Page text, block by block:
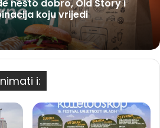
nešto dobro, Old Story i
koju vrijedi
i: